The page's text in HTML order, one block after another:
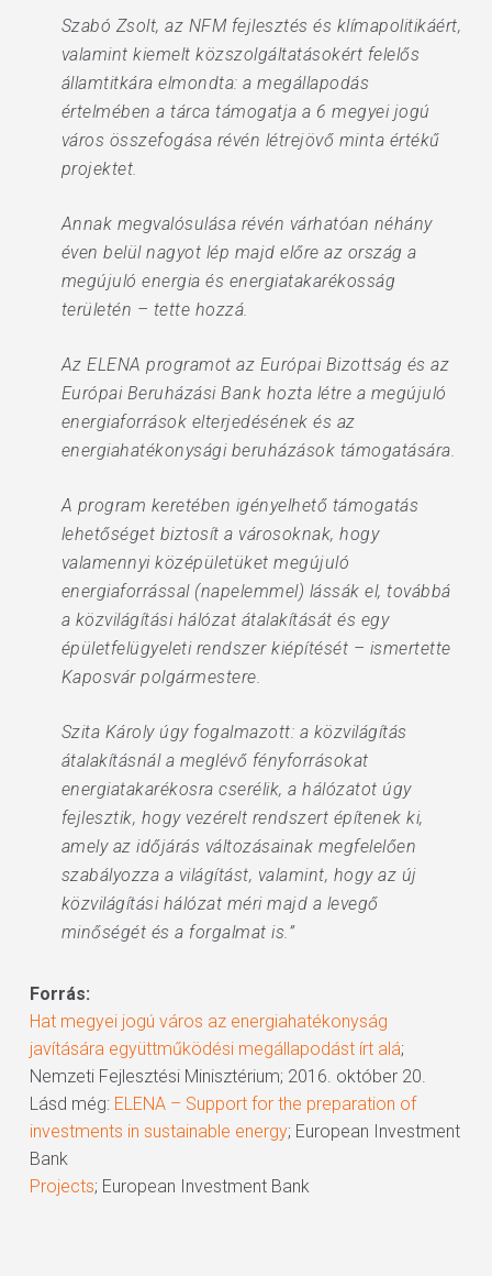
Szabó Zsolt, az NFM fejlesztés és klímapolitikáért,
valamint kiemelt közszolgáltatásokért felelős
államtitkára elmondta: a megállapodás
értelmében a tárca támogatja a 6 megyei jogú
város összefogása révén létrejövő minta értékű
projektet.
Annak megvalósulása révén várhatóan néhány
éven belül nagyot lép majd előre az ország a
megújuló energia és energiatakarékosság
területén – tette hozzá.
Az ELENA programot az Európai Bizottság és az
Európai Beruházási Bank hozta létre a megújuló
energiaforrások elterjedésének és az
energiahatékonysági beruházások támogatására.
A program keretében igényelhető támogatás
lehetőséget biztosít a városoknak, hogy
valamennyi középületüket megújuló
energiaforrással (napelemmel) lássák el, továbbá
a közvilágítási hálózat átalakítását és egy
épületfelügyeleti rendszer kiépítését – ismertette
Kaposvár polgármestere.
Szita Károly úgy fogalmazott: a közvilágítás
átalakításnál a meglévő fényforrásokat
energiatakarékosra cserélik, a hálózatot úgy
fejlesztik, hogy vezérelt rendszert építenek ki,
amely az időjárás változásainak megfelelően
szabályozza a világítást, valamint, hogy az új
közvilágítási hálózat méri majd a levegő
minőségét és a forgalmat is.”
Forrás:
Hat megyei jogú város az energiahatékonyság
javítására együttműködési megállapodást írt alá;
Nemzeti Fejlesztési Minisztérium; 2016. október 20.
Lásd még: ELENA – Support for the preparation of
investments in sustainable energy; European Investment
Bank
Projects; European Investment Bank